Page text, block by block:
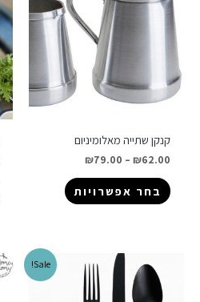
קנקן שתייה מאלומיניום
₪62.00
–
₪79.00
בחר אפשרויות
Sale!